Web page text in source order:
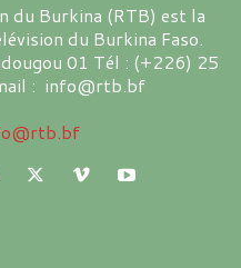
du Burkina (RTB) est la
du Burkina Faso.
01 Tél : (+226) 25
: info@rtb.bf